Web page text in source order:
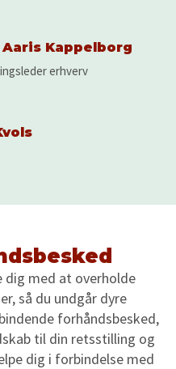
Kappelborg
erhverv
dig med at overholde
så du undgår dyre
forhåndsbesked,
til din retsstilling og
dig i forbindelse med